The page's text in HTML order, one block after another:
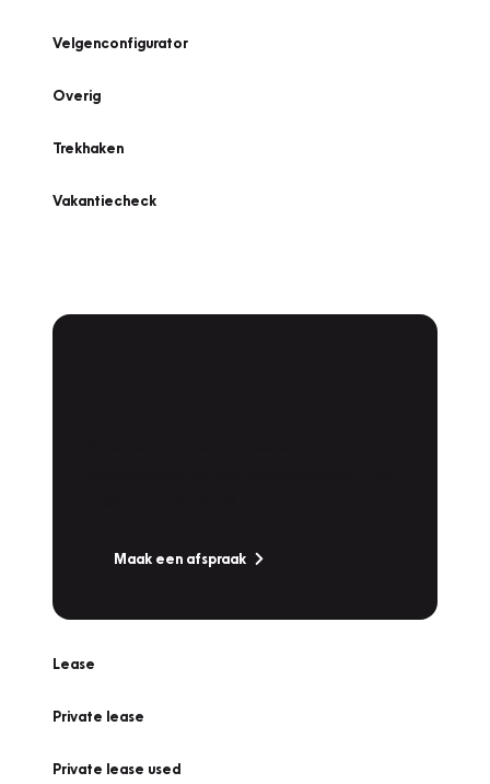
Velgenconfigurator
Overig
Trekhaken
Vakantiecheck
Maak een afspraak
Lease
Private lease
Private lease used